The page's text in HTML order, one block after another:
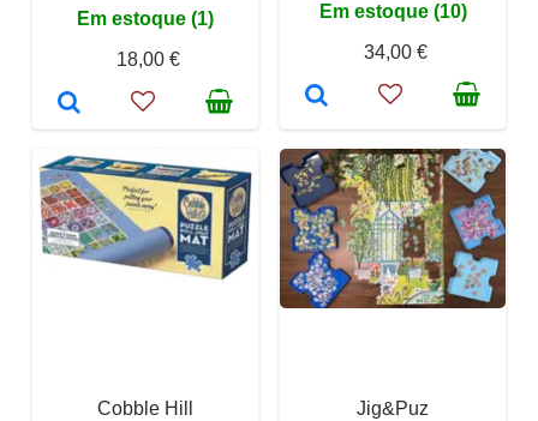
Em estoque (1)
18,00 €
Em estoque (10)
34,00 €
Cobble Hill
Jig&Puz